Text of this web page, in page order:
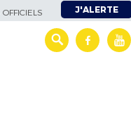
J'ALERTE